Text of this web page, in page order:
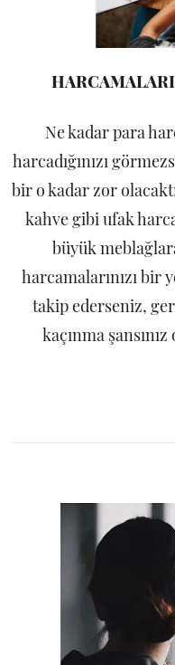
Ne kadar para
harcadığınızı
bir o kadar zor
kahve gibi ufak
büyük
harcamalarınızı bir
takip ederseniz,
kaçınma